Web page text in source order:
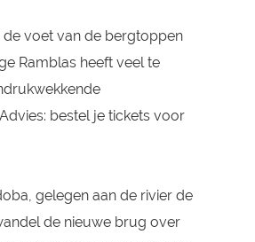
de voet van de bergtoppen
Ramblas heeft veel te
bestel je tickets voor
gelegen aan de rivier de
de nieuwe brug over